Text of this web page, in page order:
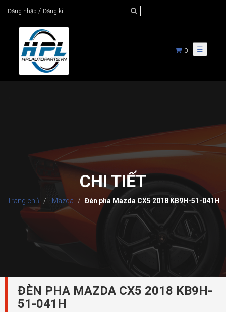
Đăng nhập / Đăng kí
☰
0
CHI TIẾT
Trang chủ Mazda Đèn pha Mazda CX5 2018 KB9H-51-041H
ĐÈN PHA MAZDA CX5 2018 KB9H-
51-041H